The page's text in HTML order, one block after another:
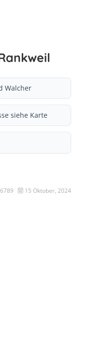
Walcher
siehe Karte
15 Oktober, 2024